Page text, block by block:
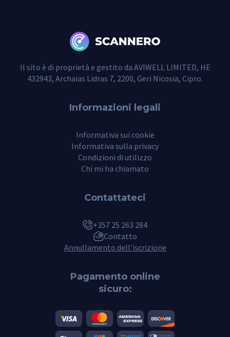
Il sito è di proprietà e gestito da AVIWELL LIMITED, HE
432943, Archaias Lidras 7, 2200, Geri Nicosia, Cipro.
Informazioni legali
Informativa sui cookie
Informativa sulla privacy
Condizioni di utilizzo
Chi mi ha chiamato
Contattateci
+357 25 263 284
Contatto
Annullamento dell'iscrizione
Pagamento online
sicuro: